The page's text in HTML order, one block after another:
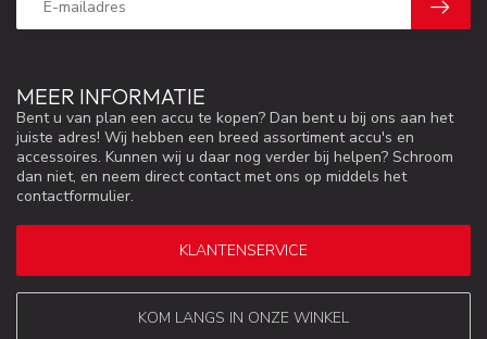
MEER INFORMATIE
Bent u van plan een accu te kopen? Dan bent u bij ons aan het
juiste adres! Wij hebben een breed assortiment accu's en
accessoires. Kunnen wij u daar nog verder bij helpen? Schroom
dan niet, en neem direct contact met ons op middels het
contactformulier.
KLANTENSERVICE
KOM LANGS IN ONZE WINKEL